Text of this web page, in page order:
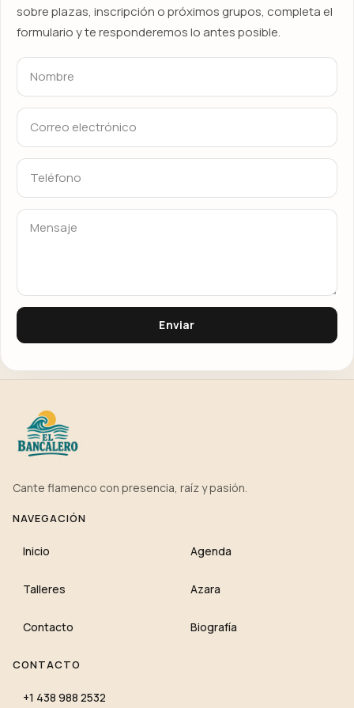
sobre plazas, inscripción o próximos grupos, completa el
formulario y te responderemos lo antes posible.
Enviar
Cante flamenco con presencia, raíz y pasión.
NAVEGACIÓN
Inicio Agenda
Talleres Azara
Contacto Biografía
CONTACTO
+1 438 988 2532